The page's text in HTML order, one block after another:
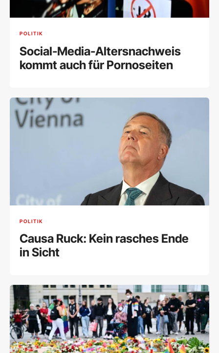
POLITIK
Social-Media-Altersnachweis
kommt auch für Pornoseiten
POLITIK
Causa Ruck: Kein rasches Ende
in Sicht